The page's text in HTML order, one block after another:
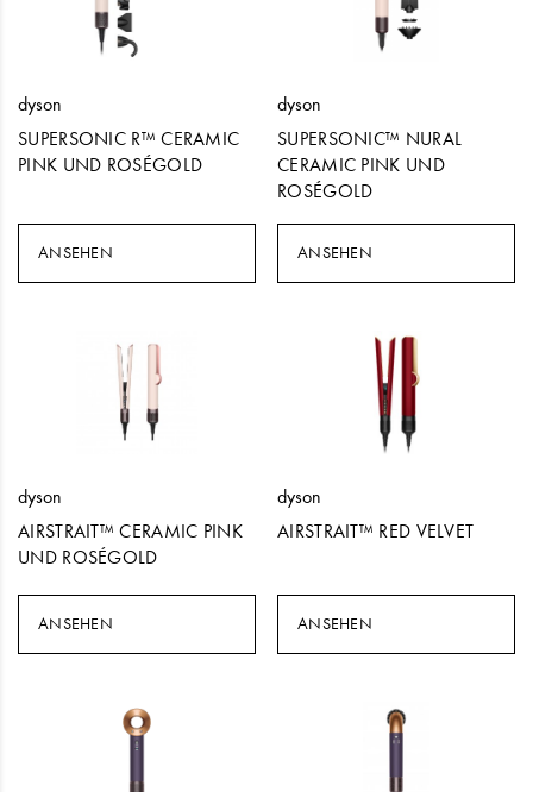
dyson
SUPERSONIC R™ CERAMIC
PINK UND ROSÉGOLD
ANSEHEN
dyson
SUPERSONIC™ NURAL
CERAMIC PINK UND
ROSÉGOLD
ANSEHEN
dyson
AIRSTRAIT™ CERAMIC PINK
UND ROSÉGOLD
ANSEHEN
dyson
AIRSTRAIT™ RED VELVET
ANSEHEN